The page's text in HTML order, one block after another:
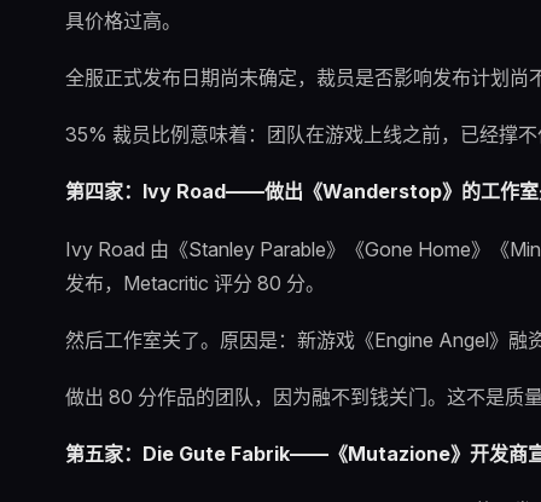
具价格过高。
全服正式发布日期尚未确定，裁员是否影响发布计划尚
35% 裁员比例意味着：团队在游戏上线之前，已经撑
第四家：Ivy Road——做出《Wanderstop》的工作室
Ivy Road 由《Stanley Parable》《Gone Home》《
发布，Metacritic 评分 80 分。
然后工作室关了。原因是：新游戏《Engine Angel》融
做出 80 分作品的团队，因为融不到钱关门。这不是质
第五家：Die Gute Fabrik——《Mutazione》开发商